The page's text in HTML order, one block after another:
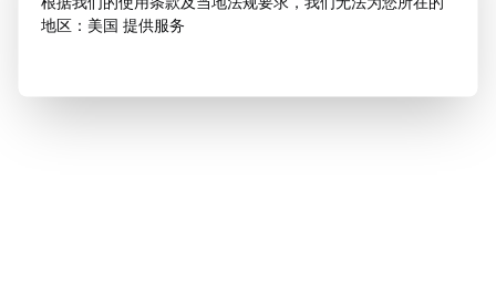
地区：美国 提供服务